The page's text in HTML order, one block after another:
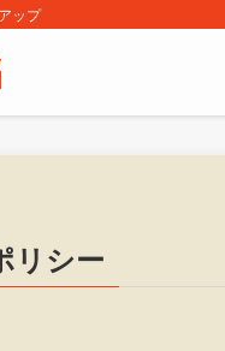
ップ
リシー